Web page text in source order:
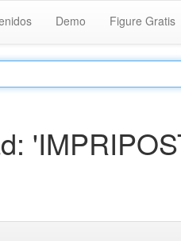
Demo Figure Gratis